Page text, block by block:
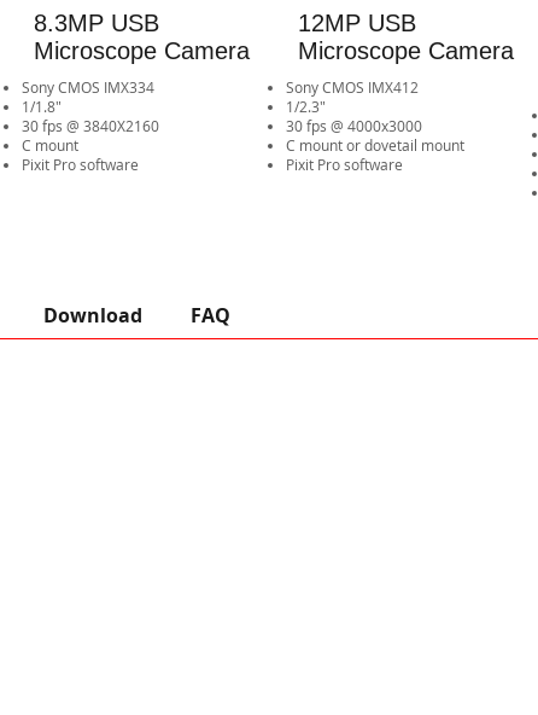
Download FAQ
8.3MP USB
Microscope Camera
Sony CMOS IMX334
1/1.8"
30 fps @ 3840X2160
​C mount​​​​
Pixit Pro software
12MP USB
Microscope Camera
Sony CMOS IMX412
1/2.3"
30 fps @ 4000x3000
​C mount or dovetail mount
Pixit Pro software